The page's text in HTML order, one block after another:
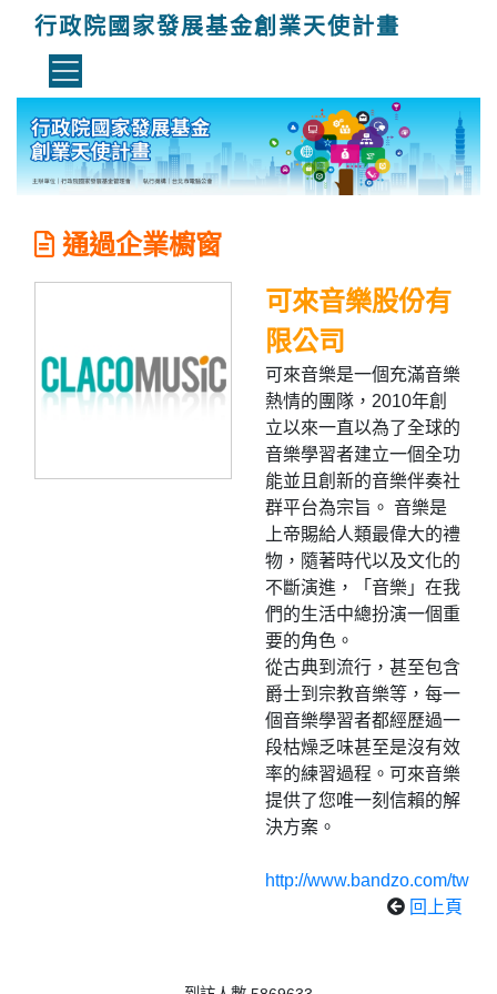
行政院國家發展基金創業天使計畫
通過企業櫥窗
可來音樂股份有
限公司
可來音樂是一個充滿音樂
熱情的團隊，2010年創
立以來一直以為了全球的
音樂學習者建立一個全功
能並且創新的音樂伴奏社
群平台為宗旨。 音樂是
上帝賜給人類最偉大的禮
物，隨著時代以及文化的
不斷演進，「音樂」在我
們的生活中總扮演一個重
要的角色。
從古典到流行，甚至包含
爵士到宗教音樂等，每一
個音樂學習者都經歷過一
段枯燥乏味甚至是沒有效
率的練習過程。可來音樂
提供了您唯一刻信賴的解
決方案。
http://www.bandzo.com/tw
回上頁